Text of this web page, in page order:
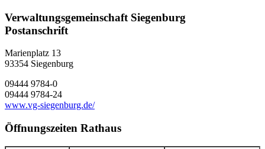
Verwaltungsgemeinschaft Siegenburg
Postanschrift
Marienplatz 13
93354 Siegenburg
09444 9784-0
09444 9784-24
www.vg-siegenburg.de/
Öffnungszeiten Rathaus